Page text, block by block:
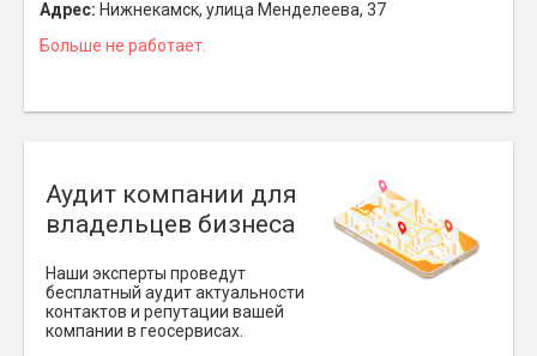
Адрес: Нижнекамск, улица Менделеева, 37
Больше не работает.
Аудит компании для
владельцев бизнеса
Наши эксперты проведут
бесплатный аудит актуальности
контактов и репутации вашей
компании в геосервисах.